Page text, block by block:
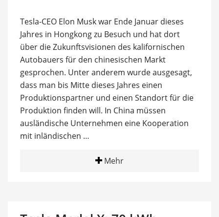
Tesla-CEO Elon Musk war Ende Januar dieses
Jahres in Hongkong zu Besuch und hat dort
über die Zukunftsvisionen des kalifornischen
Autobauers für den chinesischen Markt
gesprochen. Unter anderem wurde ausgesagt,
dass man bis Mitte dieses Jahres einen
Produktionspartner und einen Standort für die
Produktion finden will. In China müssen
ausländische Unternehmen eine Kooperation
mit inländischen …
Mehr